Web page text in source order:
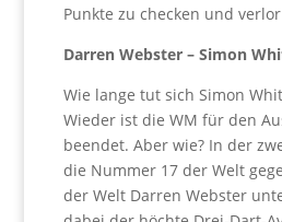
Punkte zu checken und
Darren Webster – Simon
Wie lange tut sich Simon
Wieder ist die WM für den
beendet. Aber wie? In der
die Nummer 17 der Welt
der Welt Darren Webster